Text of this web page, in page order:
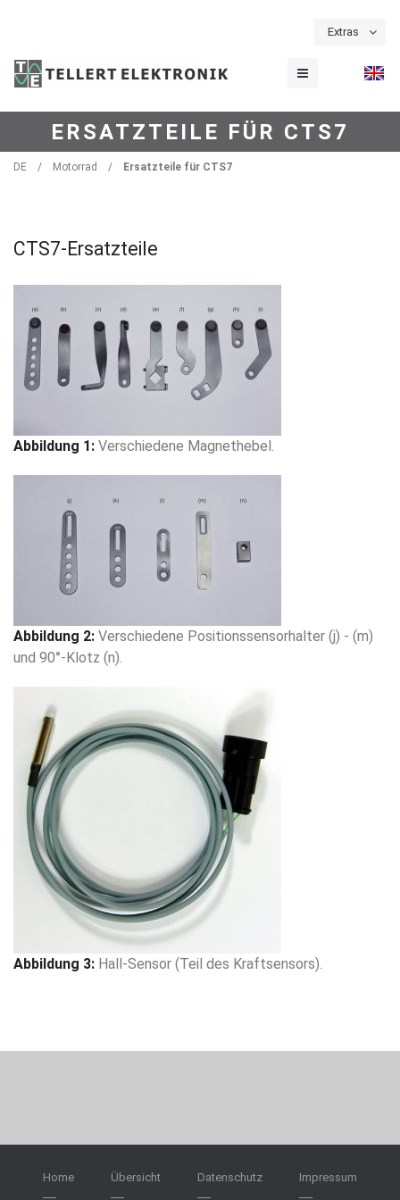
Extras
ERSATZTEILE FÜR CTS7
DE / Motorrad / Ersatzteile für CTS7
CTS7-Ersatzteile
Abbildung 1: Verschiedene Magnethebel.
Abbildung 2: Verschiedene Positionssensorhalter (j) - (m)
und 90°-Klotz (n).
Abbildung 3: Hall-Sensor (Teil des Kraftsensors).
Home Übersicht Datenschutz Impressum